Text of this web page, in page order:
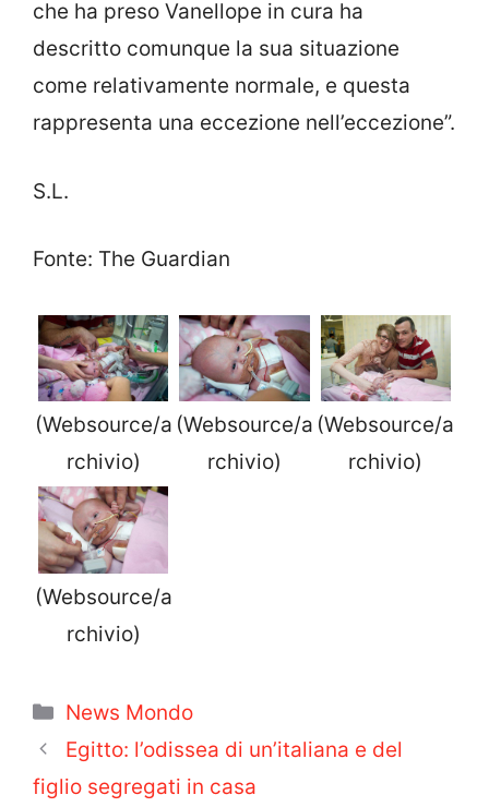
che ha preso Vanellope in cura ha
descritto comunque la sua situazione
come relativamente normale, e questa
rappresenta una eccezione nell’eccezione”.
S.L.
Fonte: The Guardian
(Websource/a
rchivio)
(Websource/a
rchivio)
(Websource/a
rchivio)
(Websource/a
rchivio)
Categorie
News Mondo
Egitto: l’odissea di un’italiana e del
figlio segregati in casa